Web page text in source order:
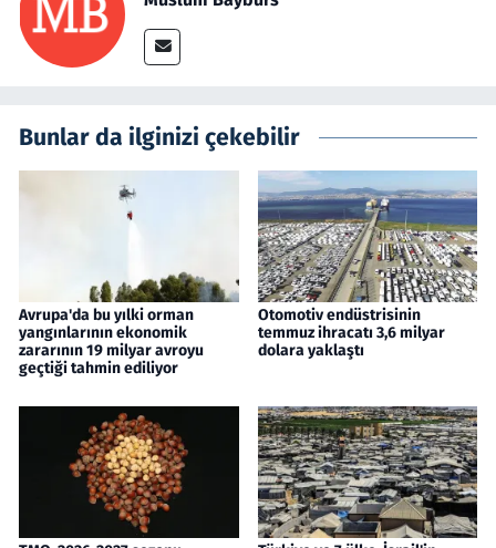
Bunlar da ilginizi çekebilir
Avrupa'da bu yılki orman
yangınlarının ekonomik
zararının 19 milyar avroyu
geçtiği tahmin ediliyor
Otomotiv endüstrisinin
temmuz ihracatı 3,6 milyar
dolara yaklaştı